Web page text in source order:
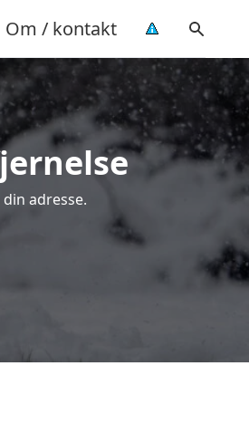
Om / kontakt
adresse.